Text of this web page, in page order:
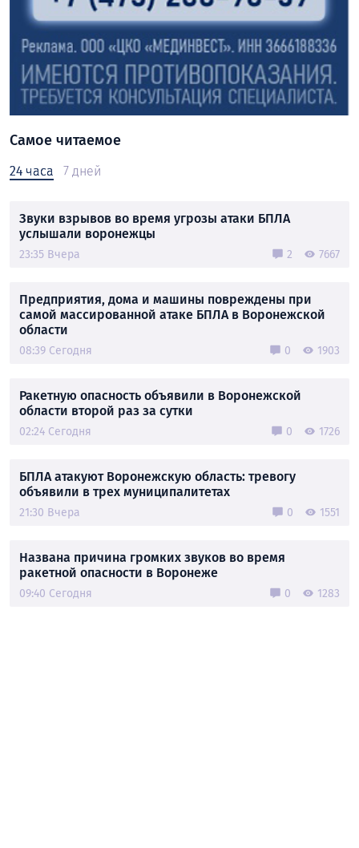
Самое читаемое
24 часа 7 дней
Звуки взрывов во время угрозы атаки БПЛА
услышали воронежцы
23:35 Вчера 2 7667
Предприятия, дома и машины повреждены при
самой массированной атаке БПЛА в Воронежской
области
08:39 Сегодня 0 1903
Ракетную опасность объявили в Воронежской
области второй раз за сутки
02:24 Сегодня 0 1726
БПЛА атакуют Воронежскую область: тревогу
объявили в трех муниципалитетах
21:30 Вчера 0 1551
Названа причина громких звуков во время
ракетной опасности в Воронеже
09:40 Сегодня 0 1283